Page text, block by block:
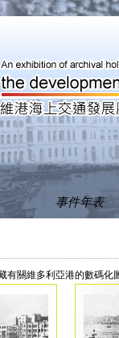
事件年表
有關維多利亞港的數碼